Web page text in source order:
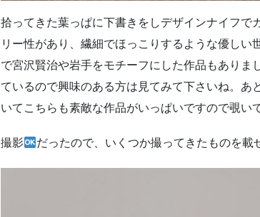
拾ってきた葉っぱに下書きをしデザインナイフで
リー性があり、繊細でほっこりするような優し
で宮沢賢治や岩手をモチーフにした作品もあり
ているので興味のある方は見てみて下さいね。あ
いてこちらも素敵な作品がいっぱいですので覗い
撮影 だったので、いくつか撮ってきたものを載